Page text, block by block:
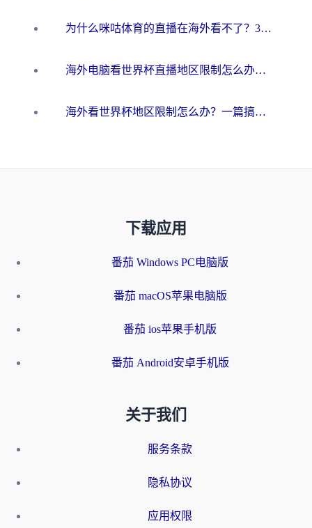
为什么咪咕体育的直播在海外看不了？3步解决海外看世界杯+抖音地区限制难题
海外电脑看世界杯直播地区限制怎么办？你需要一个聪明的加速器
海外看世界杯地区限制怎么办？一篇搞定咪咕视频播放+国内资源无缝访问指南
下载应用
番茄 Windows PC电脑版
番茄 macOS苹果电脑版
番茄 ios苹果手机版
番茄 Android安卓手机版
关于我们
服务条款
隐私协议
应用权限